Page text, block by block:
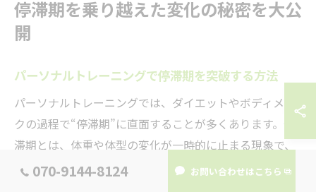
停滞期を乗り越えた変化の秘密を大公
開
パーソナルトレーニングで停滞期を突破する方法
パーソナルトレーニングでは、ダイエットやボディメイ
クの過程で“停滞期”に直面することが多くあります。停
滞期とは、体重や体型の変化が一時的に止まる現象で、
多くの方がモチベーションを失いやすい時期です。しか
070-9144-8124 お問い合わせはこちら